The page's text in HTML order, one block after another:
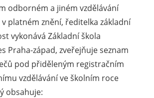
odborném a jiném vzdělávání
v platném znění, ředitelka základní
vykonává Základní škola
Praha-západ, zveřejňuje seznam
pod přiděleným registračním
vzdělávání ve školním roce
obsahuje: